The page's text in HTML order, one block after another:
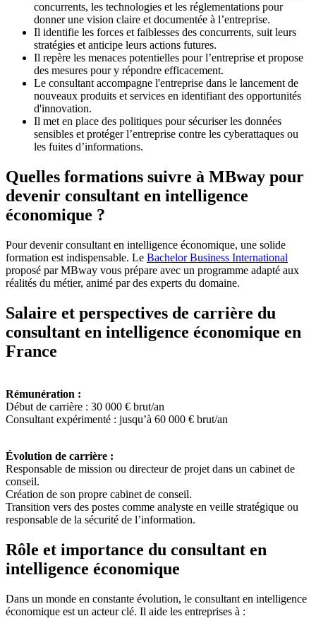
concurrents, les technologies et les réglementations pour
donner une vision claire et documentée à l’entreprise.
Il identifie les forces et faiblesses des concurrents, suit leurs
stratégies et anticipe leurs actions futures.
Il repère les menaces potentielles pour l’entreprise et propose
des mesures pour y répondre efficacement.
Le consultant accompagne l'entreprise dans le lancement de
nouveaux produits et services en identifiant des opportunités
d'innovation.
Il met en place des politiques pour sécuriser les données
sensibles et protéger l’entreprise contre les cyberattaques ou
les fuites d’informations.
Quelles formations suivre à MBway pour
devenir consultant en intelligence
économique ?
Pour devenir consultant en intelligence économique, une solide
formation est indispensable. Le Bachelor Business International
proposé par MBway vous prépare avec un programme adapté aux
réalités du métier, animé par des experts du domaine.
Salaire et perspectives de carrière du
consultant en intelligence économique en
France
Rémunération :
Début de carrière : 30 000 € brut/an
Consultant expérimenté : jusqu’à 60 000 € brut/an
Évolution de carrière :
Responsable de mission ou directeur de projet dans un cabinet de
conseil.
Création de son propre cabinet de conseil.
Transition vers des postes comme analyste en veille stratégique ou
responsable de la sécurité de l’information.
Rôle et importance du consultant en
intelligence économique
Dans un monde en constante évolution, le consultant en intelligence
économique est un acteur clé. Il aide les entreprises à :